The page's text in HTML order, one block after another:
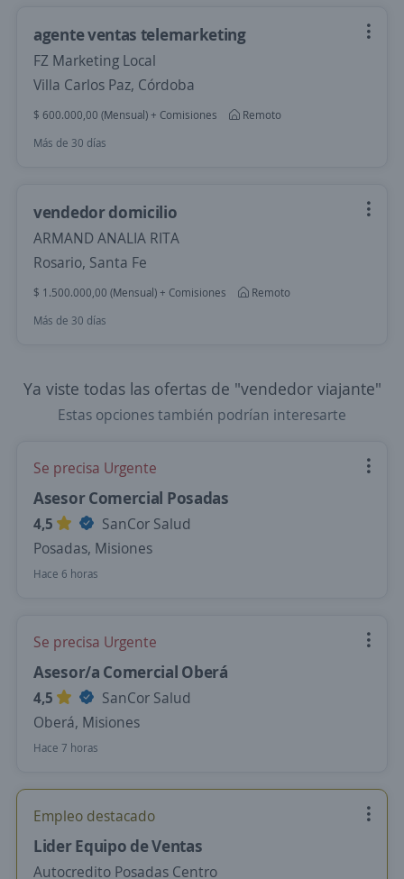
agente ventas telemarketing
FZ Marketing Local
Villa Carlos Paz, Córdoba
$ 600.000,00 (Mensual) + Comisiones
Remoto
Más de 30 días
vendedor domicilio
ARMAND ANALIA RITA
Rosario, Santa Fe
$ 1.500.000,00 (Mensual) + Comisiones
Remoto
Más de 30 días
Ya viste todas las ofertas de "vendedor viajante"
Estas opciones también podrían interesarte
Se precisa Urgente
Asesor Comercial Posadas
4,5
SanCor Salud
Posadas, Misiones
Hace 6 horas
Se precisa Urgente
Asesor/a Comercial Oberá
4,5
SanCor Salud
Oberá, Misiones
Hace 7 horas
Empleo destacado
Lider Equipo de Ventas
Autocredito Posadas Centro